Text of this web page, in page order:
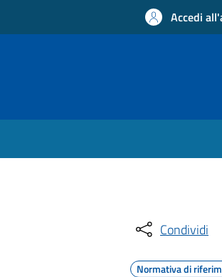
Accedi
Condividi
Normativa di